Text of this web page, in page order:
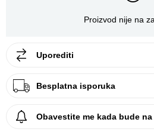
Proizvod nije na
Uporediti
Besplatna isporuka
Obavestite me kada bude na